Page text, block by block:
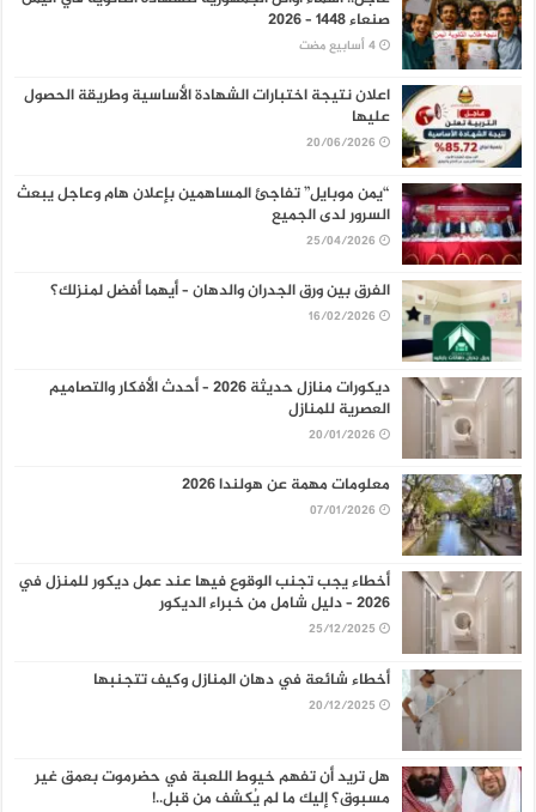
صنعاء 1448 – 2026
اعلان نتيجة اختبارات الشهادة الأساسية وطريقة الحصول
عليها
20/06/2026
“يمن موبايل” تفاجئ المساهمين بإعلان هام وعاجل يبعث
السرور لدى الجميع
25/04/2026
الفرق بين ورق الجدران والدهان – أيهما أفضل لمنزلك؟
16/02/2026
ديكورات منازل حديثة 2026 – أحدث الأفكار والتصاميم
العصرية للمنازل
20/01/2026
معلومات مهمة عن هولندا 2026
07/01/2026
أخطاء يجب تجنب الوقوع فيها عند عمل ديكور للمنزل في
2026 – دليل شامل من خبراء الديكور
25/12/2025
أخطاء شائعة في دهان المنازل وكيف تتجنبها
20/12/2025
هل تريد أن تفهم خيوط اللعبة في حضرموت بعمق غير
مسبوق؟ إليك ما لم يُكشف من قبل..!